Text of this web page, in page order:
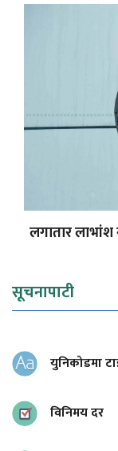
लगातार लाभांश
सूचनापाटी
युनिकोडमा
विनिमय दर